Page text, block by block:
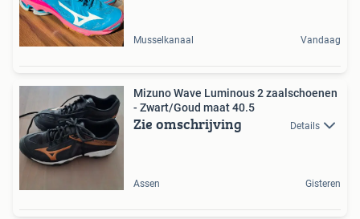
Musselkanaal Vandaag
Mizuno Wave Luminous 2 zaalschoenen
- Zwart/Goud maat 40.5
Zie omschrijving Details
Assen Gisteren